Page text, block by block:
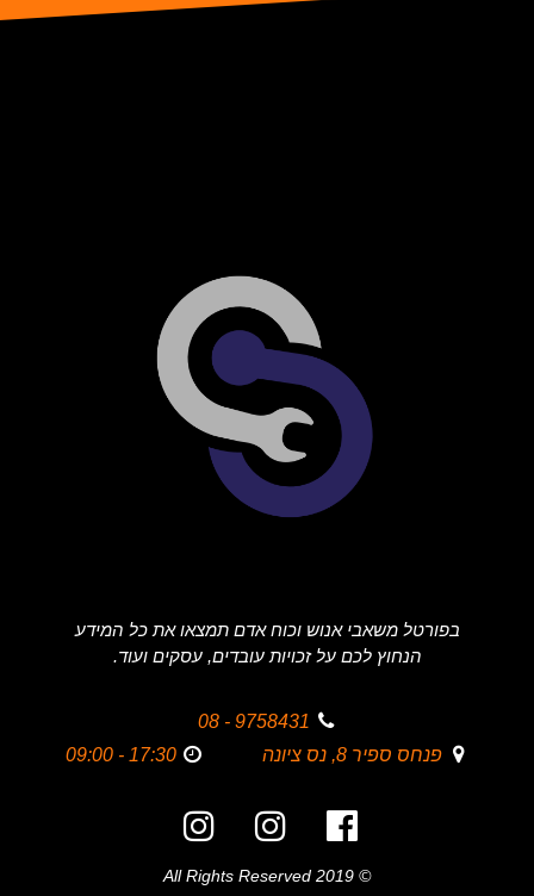
בפורטל משאבי אנוש וכוח אדם תמצאו את כל המידע
הנחוץ לכם על זכויות עובדים, עסקים ועוד.
9758431 - 08
פנחס ספיר 8, נס ציונה
17:30 - 09:00
© 2019 All Rights Reserved